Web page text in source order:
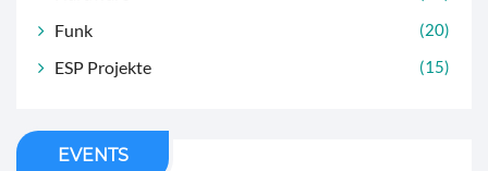
Funk (20)
ESP Projekte (15)
EVENTS